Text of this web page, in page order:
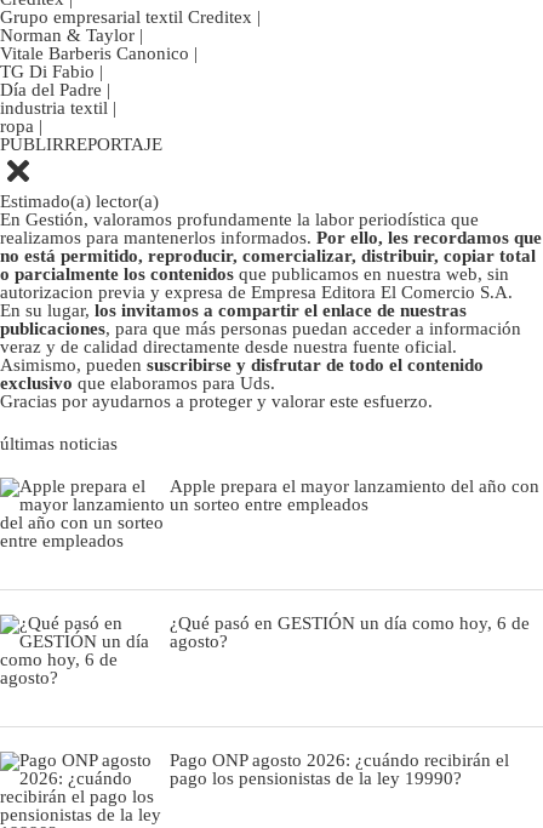
Grupo empresarial textil Creditex |
Norman & Taylor |
Vitale Barberis Canonico |
TG Di Fabio |
Día del Padre |
industria textil |
ropa |
PUBLIRREPORTAJE
Estimado(a) lector(a)
En Gestión, valoramos profundamente la labor periodística que
realizamos para mantenerlos informados. Por ello, les recordamos que
no está permitido, reproducir, comercializar, distribuir, copiar total
o parcialmente los contenidos que publicamos en nuestra web, sin
autorizacion previa y expresa de Empresa Editora El Comercio S.A.
En su lugar, los invitamos a compartir el enlace de nuestras
publicaciones, para que más personas puedan acceder a información
veraz y de calidad directamente desde nuestra fuente oficial.
Asimismo, pueden suscribirse y disfrutar de todo el contenido
exclusivo que elaboramos para Uds.
Gracias por ayudarnos a proteger y valorar este esfuerzo.
últimas noticias
Apple prepara el mayor lanzamiento del año con
un sorteo entre empleados
¿Qué pasó en GESTIÓN un día como hoy, 6 de
agosto?
Pago ONP agosto 2026: ¿cuándo recibirán el
pago los pensionistas de la ley 19990?